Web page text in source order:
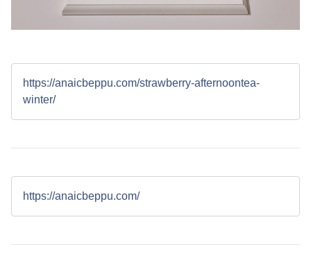
https://anaicbeppu.com/strawberry-afternoontea-
winter/
https://anaicbeppu.com/